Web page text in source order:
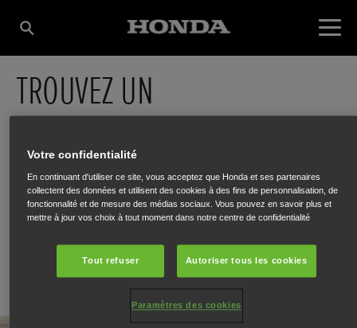
TROUVEZ UN
CONCESSIONNAIRE
Ventes et services Tondeuse-robot
Votre confidentialité
En continuant d'utiliser ce site, vous acceptez que Honda et ses partenaires
collectent des données et utilisent des cookies à des fins de personnalisation, de
fonctionnalité et de mesure des médias sociaux. Vous pouvez en savoir plus et
mettre à jour vos choix à tout moment dans notre centre de confidentialité
Tout refuser Autoriser tous les cookies
Paramètres des cookies